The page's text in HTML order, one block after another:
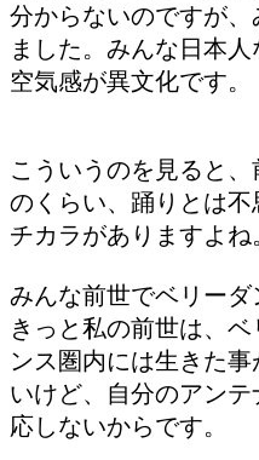
分からないのですが
ました。みんな日本人
空気感が異文化です。
こういうのを見ると
のくらい、踊りとは不
チカラがありますよね
みんな前世でベリー
きっと私の前世は、ベ
ンス圏内には生きた
いけど、自分のアンテ
応しないからです。